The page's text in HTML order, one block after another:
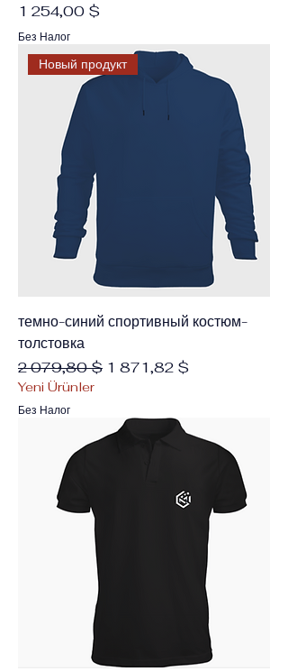
Цена
1 254,00 $
Без Налог
Новый продукт
темно-синий спортивный костюм-
толстовка
Обычная цена
2 079,80 $ Цена со скидкой
1 871,82 $
Yeni Ürünler
Без Налог